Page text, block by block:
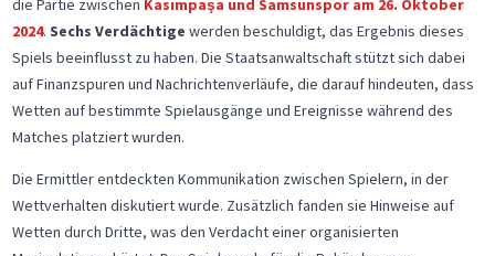
die Partie zwischen Kasımpaşa und Samsunspor am 26. Oktober
2024. Sechs Verdächtige werden beschuldigt, das Ergebnis dieses
Spiels beeinflusst zu haben. Die Staatsanwaltschaft stützt sich dabei
auf Finanzspuren und Nachrichtenverläufe, die darauf hindeuten, dass
Wetten auf bestimmte Spielausgänge und Ereignisse während des
Matches platziert wurden.
Die Ermittler entdeckten Kommunikation zwischen Spielern, in der
Wettverhalten diskutiert wurde. Zusätzlich fanden sie Hinweise auf
Wetten durch Dritte, was den Verdacht einer organisierten